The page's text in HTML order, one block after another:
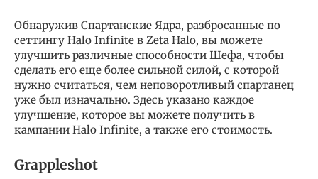
Обнаружив Спартанские Ядра, разбросанные по
сеттингу Halo Infinite в Zeta Halo, вы можете
улучшить различные способности Шефа, чтобы
сделать его еще более сильной силой, с которой
нужно считаться, чем неповоротливый спартанец
уже был изначально. Здесь указано каждое
улучшение, которое вы можете получить в
кампании Halo Infinite, а также его стоимость.
Grappleshot